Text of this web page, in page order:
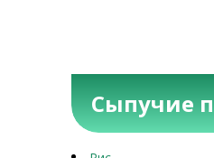
Сыпучие